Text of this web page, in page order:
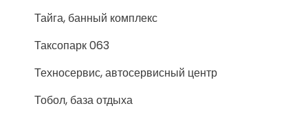
Тайга, банный комплекс
Таксопарк 063
Техносервис, автосервисный центр
Тобол, база отдыха